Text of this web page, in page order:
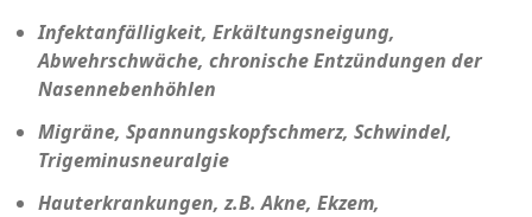
Infektanfälligkeit, Erkältungsneigung,
Abwehrschwäche, chronische Entzündungen der
Nasennebenhöhlen
Migräne, Spannungskopfschmerz, Schwindel,
Trigeminusneuralgie
Hauterkrankungen, z.B. Akne, Ekzem,